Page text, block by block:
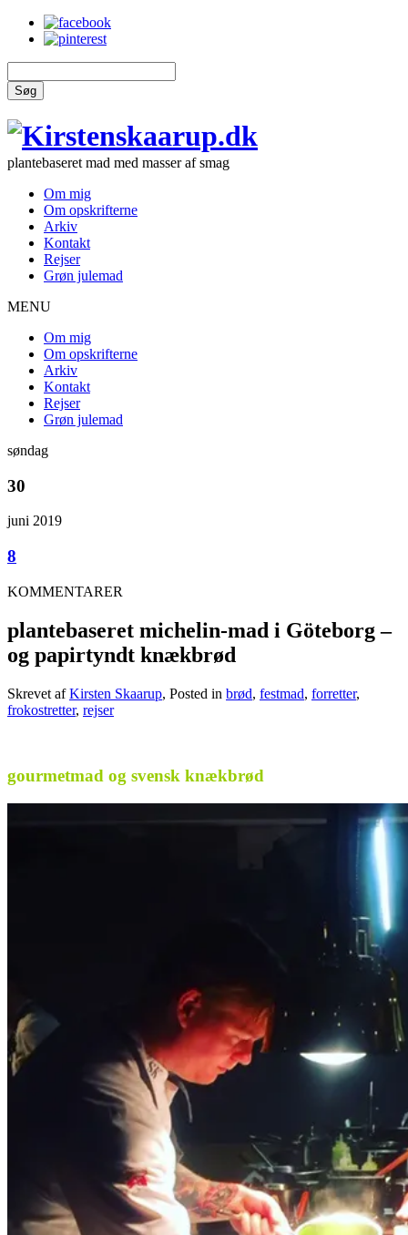
Søg
plantebaseret mad med masser af smag
Om mig
Om opskrifterne
Arkiv
Kontakt
Rejser
Grøn julemad
MENU
Om mig
Om opskrifterne
Arkiv
Kontakt
Rejser
Grøn julemad
søndag
30
juni 2019
8
KOMMENTARER
plantebaseret michelin-mad i Göteborg –
og papirtyndt knækbrød
Skrevet afKirsten Skaarup, Posted in brød, festmad, forretter,
frokostretter, rejser
gourmetmad og svensk knækbrød